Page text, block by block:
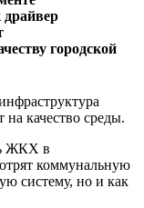
городской
на качество среды.
ЖКХ в
коммунальную
систему, но и как